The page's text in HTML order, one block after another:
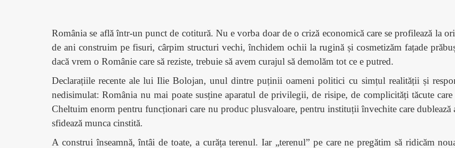
România se află într-un punct de cotitură. Nu e vorba doar de o criză economică care se profilează la
de ani construim pe fisuri, cârpim structuri vechi, închidem ochii la rugină și cosmetizăm fațade
dacă vrem o Românie care să reziste, trebuie să avem curajul să demolăm tot ce e putred.
Declarațiile recente ale lui Ilie Bolojan, unul dintre puținii oameni politici cu simțul realității și
nedisimulat: România nu mai poate susține aparatul de privilegii, de risipe, de complicități tăcute
Cheltuim enorm pentru funcționari care nu produc plusvaloare, pentru instituții învechite care
sfidează munca cinstită.
A construi înseamnă, întâi de toate, a curăța terenul. Iar „terenul” pe care ne pregătim să ridicăm